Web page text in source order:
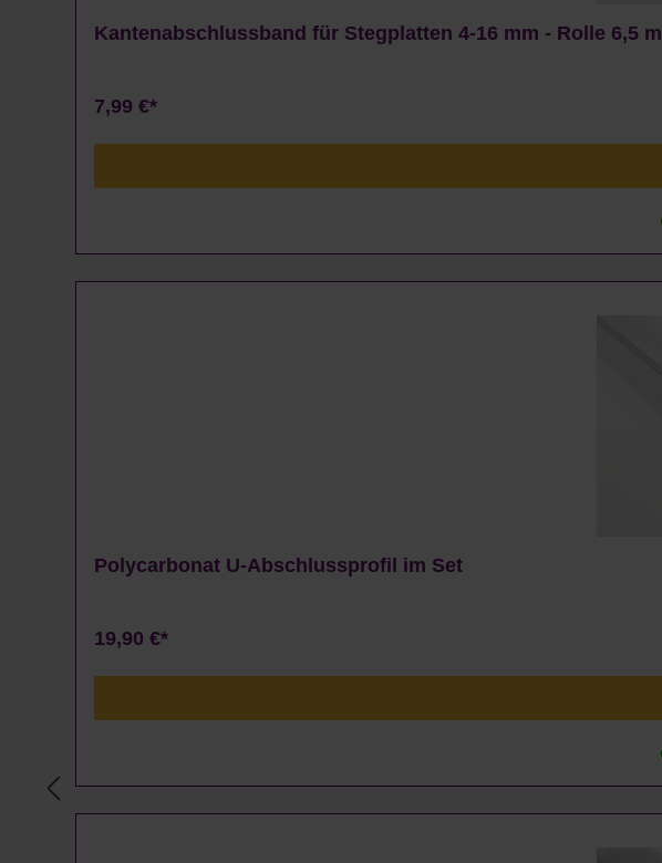
Kantenabschlussband für Stegplatten 4-16 mm - Rolle 6,5 m
7,99 €*
Polycarbonat U-Abschlussprofil im Set
19,90 €*